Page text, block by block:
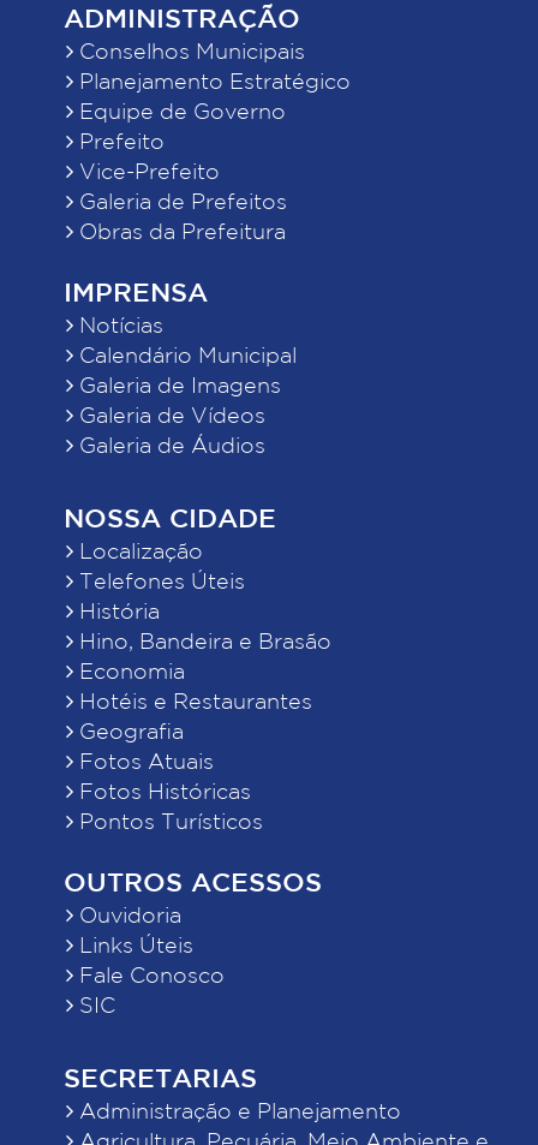
ADMINISTRAÇÃO
Conselhos Municipais
Planejamento Estratégico
Equipe de Governo
Prefeito
Vice-Prefeito
Galeria de Prefeitos
Obras da Prefeitura
IMPRENSA
Notícias
Calendário Municipal
Galeria de Imagens
Galeria de Vídeos
Galeria de Áudios
NOSSA CIDADE
Localização
Telefones Úteis
História
Hino, Bandeira e Brasão
Economia
Hotéis e Restaurantes
Geografia
Fotos Atuais
Fotos Históricas
Pontos Turísticos
OUTROS ACESSOS
Ouvidoria
Links Úteis
Fale Conosco
SIC
SECRETARIAS
Administração e Planejamento